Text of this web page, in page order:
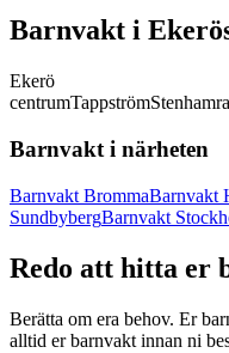
Barnvakt i
Ekerö
centrumTappströmStenhamra
Barnvakt i närheten
Barnvakt BrommaBarnvakt
SundbybergBarnvakt
Redo att hitta er
Berätta om era behov. Er
alltid er barnvakt innan ni